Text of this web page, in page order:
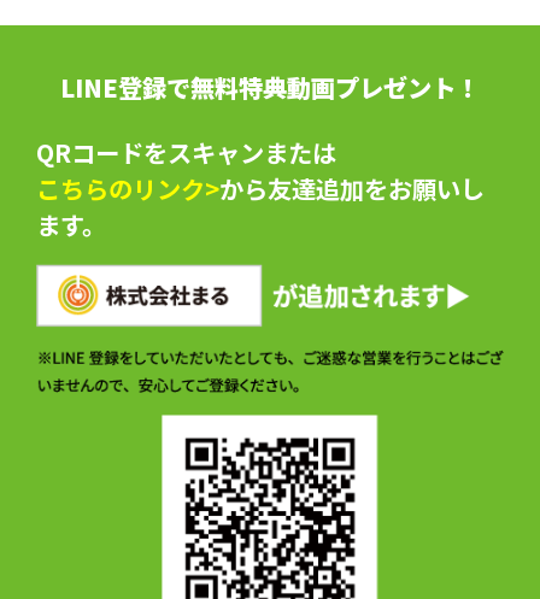
LINE登録で無料特典動画プレゼント！
QRコードをスキャンまたは
こちらのリンク>から友達追加をお願いし
ます。